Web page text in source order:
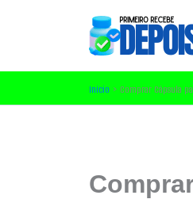
Início Comprar Cápsula